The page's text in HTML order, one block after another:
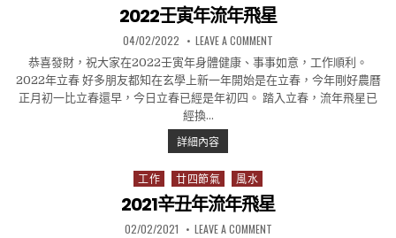
2022壬寅年流年飛星
PUBLISHED DATE:
04/02/2022 LEAVE A COMMENT
恭喜發財，祝大家在2022壬寅年身體健康、事事如意，工作順利。
2022年立春 好多朋友都知在玄學上新一年開始是在立春，今年剛好農曆
正月初一比立春還早，今日立春已經是年初四。 踏入立春，流年飛星已
經換…
詳細內容2022壬寅年流年飛星
Posted in
工作 廿四節氣 風水
2021辛丑年流年飛星
PUBLISHED DATE:
02/02/2021 LEAVE A COMMENTON 2021辛丑年流年飛星